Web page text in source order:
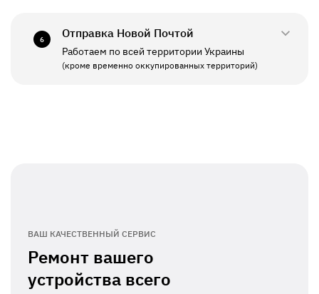
ПН - ПТ
11:00 - 19:00
Выходной
6 Отправка Новой Почтой
Работаем по всей территории Украины
(кроме временно оккупированных территорий)
ВАШ КАЧЕСТВЕННЫЙ СЕРВИС
Ремонт вашего
устройства всего